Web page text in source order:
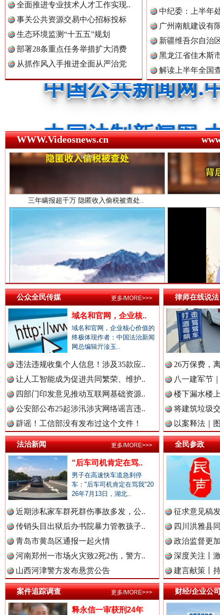
全面推进专业技术人才工作实现..
事关公共资源交易中心招标投标
生态环境监测“十五五”规划
部署28条重点任务举措扩大消费
从抓作风入手推进全面从严治党
中纪委：上半年
广州南航建设有
新疆维吾尔自治
黑龙江省佳木斯
解读上半年全国
数据
中国公民新闻网.
中国公共新闻网.
中国法治新闻网.
中国法院新闻网.
中国检察新闻网.
中国医药新闻网.
中国企业新闻网.
中国农业新闻网.
中国视频新闻网.
中国廉政法纪网.
中国律师在线.
中国参政网.中
WWW.Videosnews.cn
红船起航处 潮起向未来 广州
三年瞒报超千万 隐匿收入偷税被查处..
祁连巍巍树丰碑 高回
一枚“钉子”竟然扎入要害部门
雄关漫道展新颜 “
公众全民传媒
域名和官网，企业核..
域名和官网，企业核心价值的
终极体现作者：中国法治新闻
网总编辑亓淦玉..
违法违规收集个人信息！涉及35款应..
让人工智能成为促进共同繁荣、维护..
四部门印发意见推动互联网基础资源..
公安部公布25起涉汛涉灾网络谣言违..
辟谣！工信部没有发布过这个文件！
更多/MORE>>> 律师在线说法
26万保费，
八一建军节
楼下漏水楼
将建筑垃圾
以案释法｜
法治新闻
“后车司机肯定在骂..
男子在高速快车道急刹停
车："后车司机肯定在骂我"20
26年7月13日，湖北..
近期涉私家车群死群伤事故多发，公..
传销头目出狱后办书院暴力管教孩子..
青岛市黄岛区通报一起火情
河南郑州一市场火灾致2死2伤，警方..
山西河津警方发布悬赏公告
更多/MORE>>> 全民参政
征求意见稿
四川洪雅县
政治监督更
深度关注丨
建言献策丨
案件追踪调查
释永信一审获刑24年
更多/MORE>>> 财经/企业公